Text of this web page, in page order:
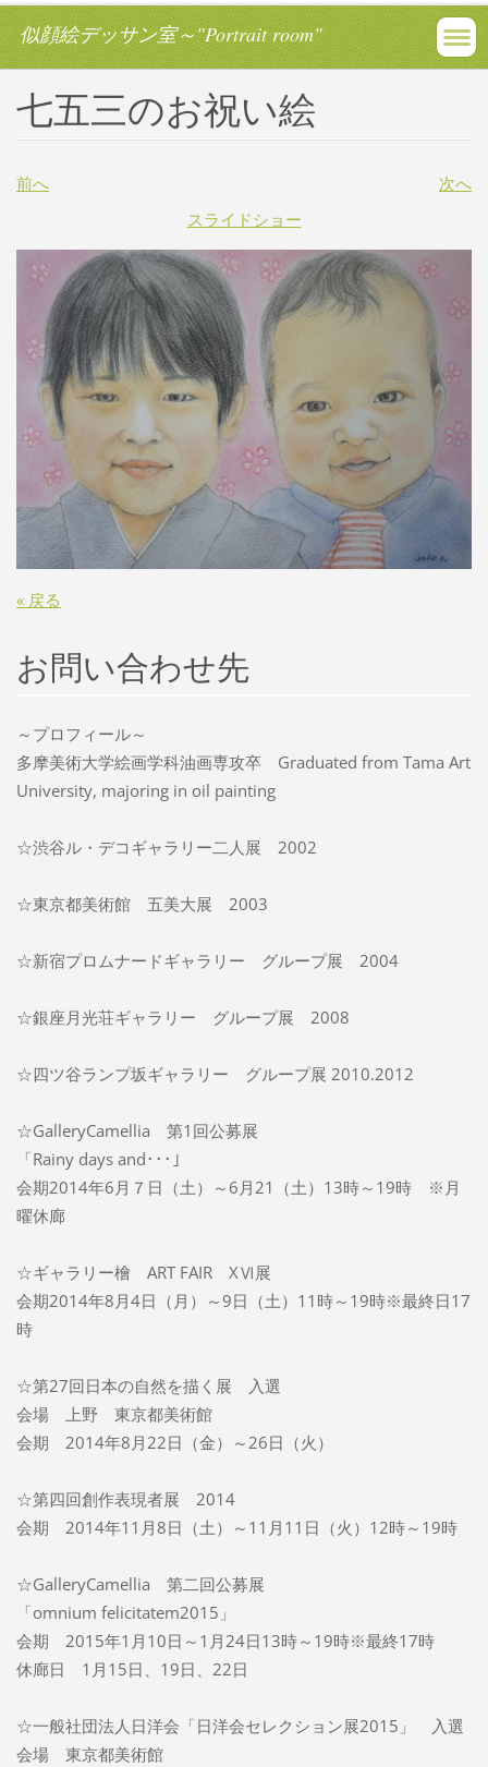
似顔絵デッサン室～"Portrait room"
七五三のお祝い絵
前へ
次へ
スライドショー
« 戻る
お問い合わせ先
～プロフィール～
多摩美術大学絵画学科油画専攻卒 Graduated from Tama Art
University, majoring in oil painting
☆渋谷ル・デコギャラリー二人展 2002
☆東京都美術館 五美大展 2003
☆新宿プロムナードギャラリー グループ展 2004
☆銀座月光荘ギャラリー グループ展 2008
☆四ツ谷ランプ坂ギャラリー グループ展 2010.2012
☆GalleryCamellia 第1回公募展
「Rainy days and･･･」
会期2014年6月７日（土）～6月21（土）13時～19時 ※月
曜休廊
☆ギャラリー檜 ART FAIR XⅥ展
会期2014年8月4日（月）～9日（土）11時～19時※最終日17
時
☆第27回日本の自然を描く展 入選
会場 上野 東京都美術館
会期 2014年8月22日（金）～26日（火）
☆第四回創作表現者展 2014
会期 2014年11月8日（土）～11月11日（火）12時～19時
☆GalleryCamellia 第二回公募展
「omnium felicitatem2015」
会期 2015年1月10日～1月24日13時～19時※最終17時
休廊日 1月15日、19日、22日
☆一般社団法人日洋会「日洋会セレクション展2015」 入選
会場 東京都美術館